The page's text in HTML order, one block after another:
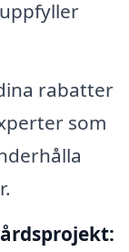
rabatter
som